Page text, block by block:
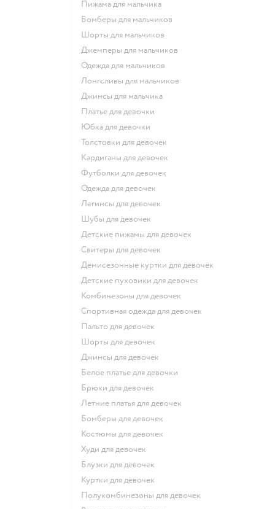
Пижама для мальчика
Бомберы для мальчиков
Шорты для мальчиков
Джемперы для мальчиков
Одежда для мальчиков
Лонгсливы для мальчиков
Джинсы для мальчика
Платье для девочки
Юбка для девочки
Толстовки для девочек
Кардиганы для девочек
Футболки для девочек
Одежда для девочек
Легинсы для девочек
Шубы для девочек
Детские пижамы для девочек
Свитеры для девочек
Демисезонные куртки для девочек
Детские пуховики для девочек
Комбинезоны для девочек
Спортивная одежда для девочек
Пальто для девочек
Шорты для девочек
Джинсы для девочек
Белое платье для девочки
Брюки для девочек
Летние платья для девочек
Бомберы для девочек
Костюмы для девочек
Худи для девочек
Блузки для девочек
Куртки для девочек
Полукомбинезоны для девочек